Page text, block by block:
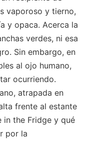
vaporoso y tierno,
y opaca. Acerca la
verdes, ni esa
Sin embargo, en
al ojo humano,
ocurriendo.
atrapada en
frente al estante
in the Fridge y qué
por la